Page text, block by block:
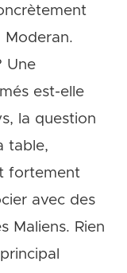
Moderan.
Une
est-elle
la question
table,
fortement
avec des
Maliens. Rien